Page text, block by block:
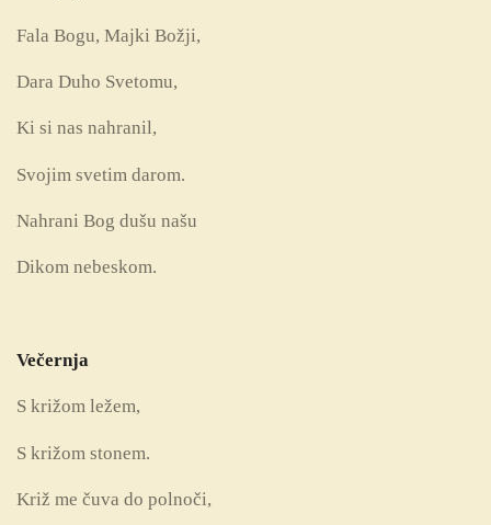
Fala Bogu, Majki Božji,
Dara Duho Svetomu,
Ki si nas nahranil,
Svojim svetim darom.
Nahrani Bog dušu našu
Dikom nebeskom.
Večernja
S križom ležem,
S križom stonem.
Križ me čuva do polnoči,